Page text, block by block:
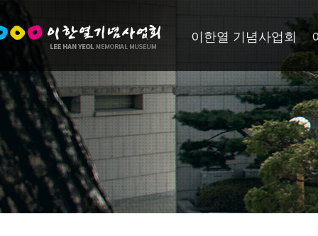
이한열 기념사업회